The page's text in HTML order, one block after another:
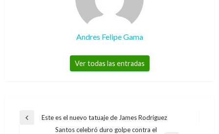
Andres Felipe Gama
Ver todas las entradas
Navegación
Entrada
Este es el nuevo tatuaje de James Rodríguez
Santos celebró duro golpe contra el